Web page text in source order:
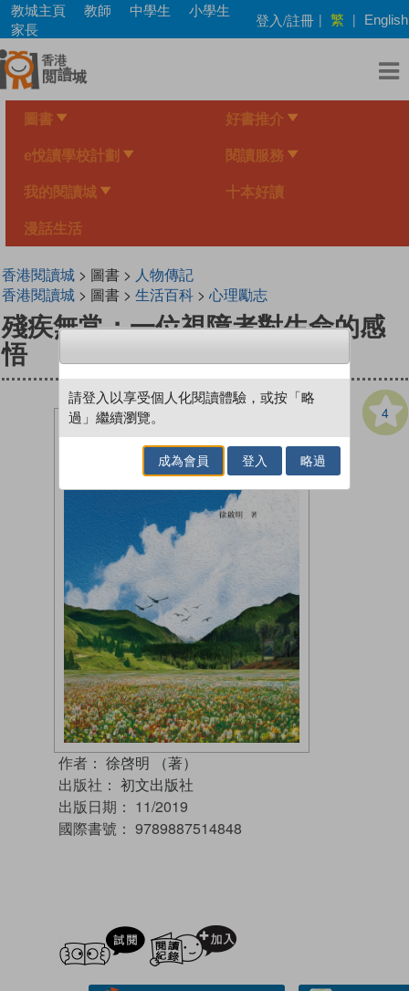
Skip
main
content
教城主頁 教師 中學生
小學生
家長
登入/註冊 | 繁 | English
圖書 好書推介
e悅讀學校計劃 閱讀服務
我的閱讀城 十本好讀
漫話生活
香港閱讀城> 圖書 > 人物傳記
香港閱讀城> 圖書 > 生活百科> 心理勵志
殘疾無常：一位視障者對生命的感
悟
4
作者： 徐啓明 （著）
出版社： 初文出版社
出版日期： 11/2019
國際書號： 9789887514848
試閲
請登入以享受個人化閱讀體驗，或按「略
過」繼續瀏覽。
成為會員 登入 略過